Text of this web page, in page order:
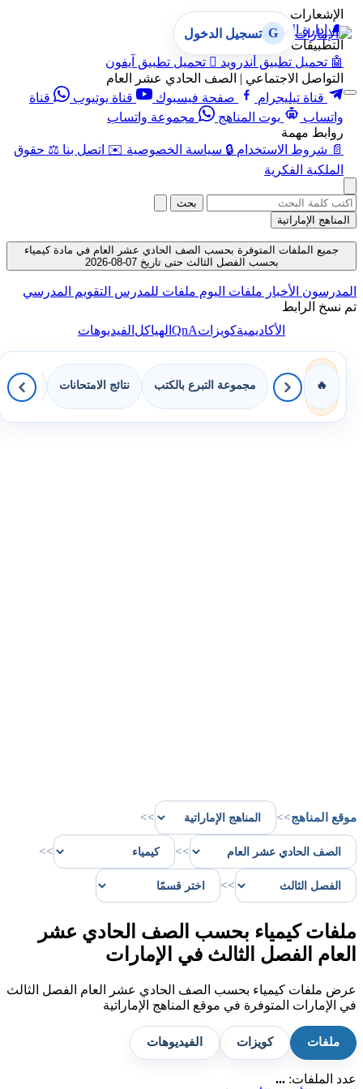
الإشعارات
🔔 إدارة الإشعارات
التطبيقات
🤖 تحميل تطبيق أندرويد  تحميل تطبيق آيفون
التواصل الاجتماعي | الصف الحادي عشر العام
قناة تيليجرام
صفحة فيسبوك قناة يوتيوب
قناة
واتساب
بوت المناهج
مجموعة واتساب
روابط مهمة
📄 شروط الاستخدام 🔒 سياسة الخصوصية ✉️ اتصل بنا ⚖️ حقوق
الملكية الفكرية
G تسجيل الدخول
بحث
المناهج الإماراتية
جميع الملفات المتوفرة بحسب الصف الحادي عشر العام في مادة كيمياء
بحسب الفصل الثالث حتى تاريخ 07-08-2026
المدرسون الأخبار ملفات اليوم ملفات للمدرس التقويم المدرسي
تم نسخ الرابط
الأكاديميةكويزاتQnAالهياكلالفيديوهات
🔥 مجموعة التبرع بالكتب نتائج الامتحانات
موقع المناهج>>
>>
>>
>>
>>
ملفات كيمياء بحسب الصف الحادي عشر
العام الفصل الثالث في الإمارات
عرض ملفات كيمياء بحسب الصف الحادي عشر العام الفصل الثالث
في الإمارات المتوفرة في موقع المناهج الإماراتية
ملفات كويزات الفيديوهات
عدد الملفات: ...